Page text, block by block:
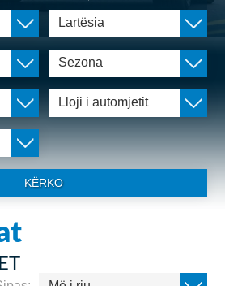
Lartësia
Sezona
Lloji i automjetit
KËRKO